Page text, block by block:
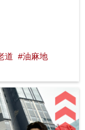
道 #油麻地